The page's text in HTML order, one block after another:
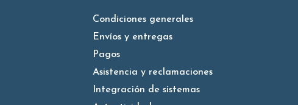
Condiciones generales
Envíos y entregas
Pagos
Asistencia y reclamaciones
Integración de sistemas